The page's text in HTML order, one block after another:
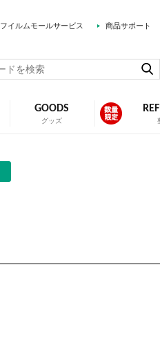
イルムモールサービス 商品サポート
GOODS
グッズ